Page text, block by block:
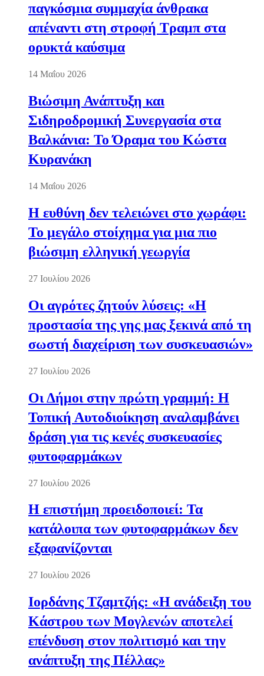
παγκόσμια συμμαχία άνθρακα
απέναντι στη στροφή Τραμπ στα
ορυκτά καύσιμα
14 Μαΐου 2026
Βιώσιμη Ανάπτυξη και
Σιδηροδρομική Συνεργασία στα
Βαλκάνια: Το Όραμα του Κώστα
Κυρανάκη
14 Μαΐου 2026
Η ευθύνη δεν τελειώνει στο χωράφι:
Το μεγάλο στοίχημα για μια πιο
βιώσιμη ελληνική γεωργία
27 Ιουλίου 2026
Οι αγρότες ζητούν λύσεις: «Η
προστασία της γης μας ξεκινά από τη
σωστή διαχείριση των συσκευασιών»
27 Ιουλίου 2026
Οι Δήμοι στην πρώτη γραμμή: Η
Τοπική Αυτοδιοίκηση αναλαμβάνει
δράση για τις κενές συσκευασίες
φυτοφαρμάκων
27 Ιουλίου 2026
Η επιστήμη προειδοποιεί: Τα
κατάλοιπα των φυτοφαρμάκων δεν
εξαφανίζονται
27 Ιουλίου 2026
Ιορδάνης Τζαμτζής: «Η ανάδειξη του
Κάστρου των Μογλενών αποτελεί
επένδυση στον πολιτισμό και την
ανάπτυξη της Πέλλας»